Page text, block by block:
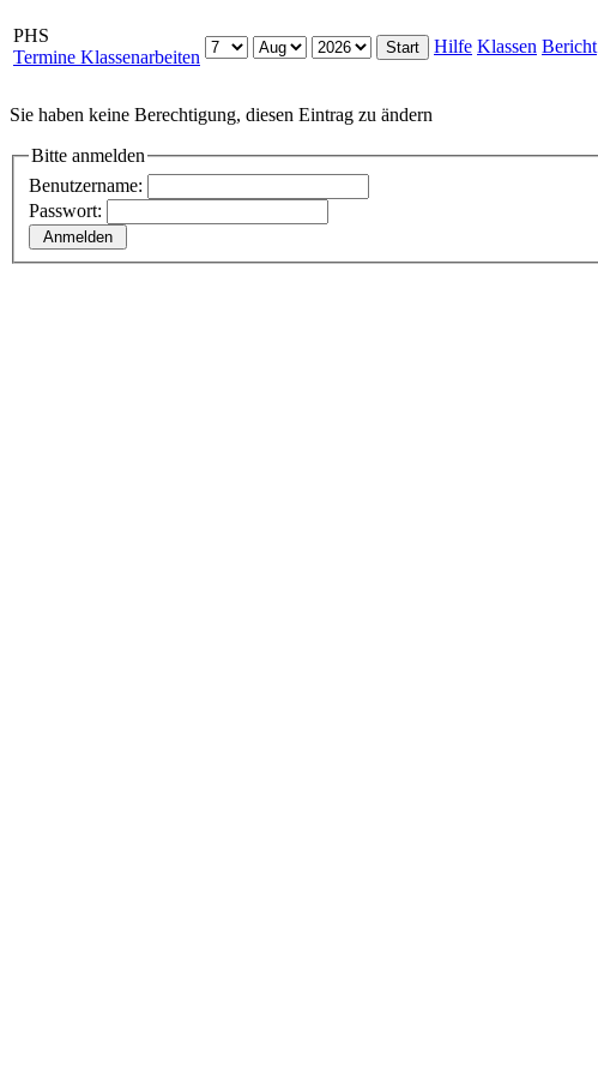
PHS
Termine Klassenarbeiten
Hilfe Klassen Bericht
Sie haben keine Berechtigung, diesen Eintrag zu ändern
Bitte anmelden
Benutzername:
Passwort: